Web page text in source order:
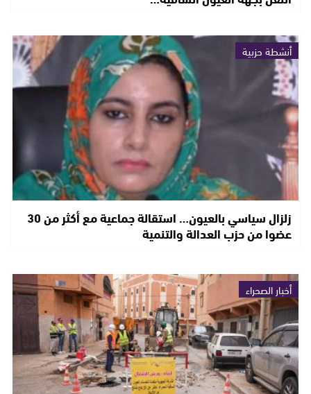
أنشطة حزبية
زلزال سياسي بالعيون… استقالة جماعية مع أكثر من 30
عضوا من حزب العدالة والتنمية
أخبار الصحراء